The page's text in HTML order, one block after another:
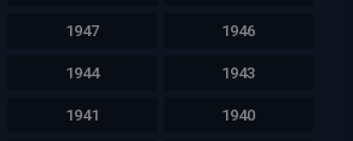
1947 1946
1944 1943
1941 1940